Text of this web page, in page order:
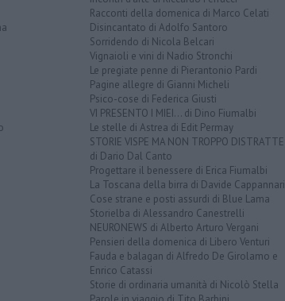
Racconti della domenica di Marco Celati
Disincantato di Adolfo Santoro
Sorridendo di Nicola Belcari
Vignaioli e vini di Nadio Stronchi
Le pregiate penne di Pierantonio Pardi
Pagine allegre di Gianni Micheli
Psico-cose di Federica Giusti
VI PRESENTO I MIEI... di Dino Fiumalbi
Le stelle di Astrea di Edit Permay
STORIE VISPE MA NON TROPPO DISTRATTE
di Dario Dal Canto
Progettare il benessere di Erica Fiumalbi
La Toscana della birra di Davide Cappannari
Cose strane e posti assurdi di Blue Lama
Storielba di Alessandro Canestrelli
NEURONEWS di Alberto Arturo Vergani
Pensieri della domenica di Libero Venturi
Fauda e balagan di Alfredo De Girolamo e
Enrico Catassi
Storie di ordinaria umanità di Nicolò Stella